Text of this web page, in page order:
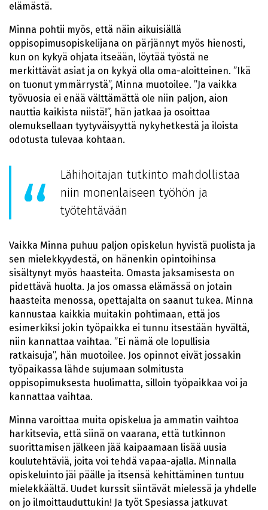
elämästä.
Minna pohtii myös, että näin aikuisiällä
oppisopimusopiskelijana on pärjännyt myös hienosti,
kun on kykyä ohjata itseään, löytää työstä ne
merkittävät asiat ja on kykyä olla oma-aloitteinen. ”Ikä
on tuonut ymmärrystä”, Minna muotoilee. ”Ja vaikka
työvuosia ei enää välttämättä ole niin paljon, aion
nauttia kaikista niistä!”, hän jatkaa ja osoittaa
olemuksellaan tyytyväisyyttä nykyhetkestä ja iloista
odotusta tulevaa kohtaan.
Lähihoitajan tutkinto mahdollistaa
niin monenlaiseen työhön ja
työtehtävään
Vaikka Minna puhuu paljon opiskelun hyvistä puolista ja
sen mielekkyydestä, on hänenkin opintoihinsa
sisältynyt myös haasteita. Omasta jaksamisesta on
pidettävä huolta. Ja jos omassa elämässä on jotain
haasteita menossa, opettajalta on saanut tukea. Minna
kannustaa kaikkia muitakin pohtimaan, että jos
esimerkiksi jokin työpaikka ei tunnu itsestään hyvältä,
niin kannattaa vaihtaa. ”Ei nämä ole lopullisia
ratkaisuja”, hän muotoilee. Jos opinnot eivät jossakin
työpaikassa lähde sujumaan solmitusta
oppisopimuksesta huolimatta, silloin työpaikkaa voi ja
kannattaa vaihtaa.
Minna varoittaa muita opiskelua ja ammatin vaihtoa
harkitsevia, että siinä on vaarana, että tutkinnon
suorittamisen jälkeen jää kaipaamaan lisää uusia
koulutehtäviä, joita voi tehdä vapaa-ajalla. Minnalla
opiskeluinto jäi päälle ja itsensä kehittäminen tuntuu
mielekkäältä. Uudet kurssit siintävät mielessä ja yhdelle
on jo ilmoittauduttukin! Ja työt Spesiassa jatkuvat